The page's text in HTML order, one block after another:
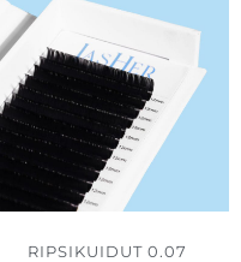
RIPSIKUIDUT 0.07